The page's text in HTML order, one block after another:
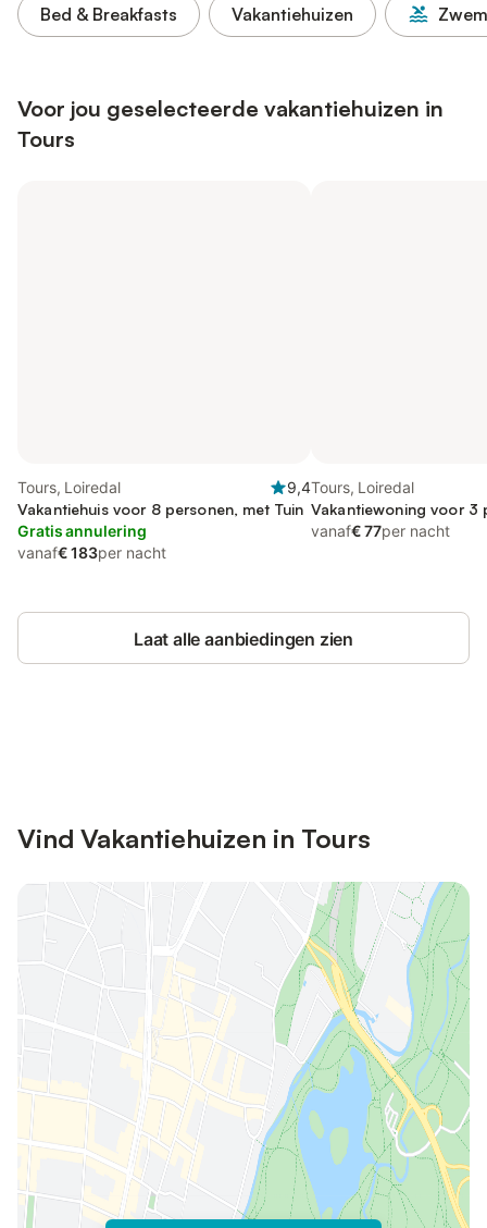
Bed & Breakfasts Vakantiehuizen
Voor jou geselecteerde vakantiehuizen in
Tours
Tours, Loiredal
9,4
Vakantiehuis voor 8 personen, met Tuin
Gratis annulering
vanaf€ 183per nacht
Tours, Loiredal
Vakantiewoning voor 3
vanaf€ 77per nacht
Laat alle aanbiedingen zien
Vind Vakantiehuizen in Tours